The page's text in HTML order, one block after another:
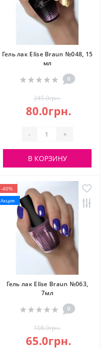
Гель лак Elise Braun №048, 15
мл
0
245.0грн.
80.0грн.
- +
В КОРЗИНУ
-40%
Акция
Гель лак Elise Braun №063,
7мл
0
108.0грн.
65.0грн.